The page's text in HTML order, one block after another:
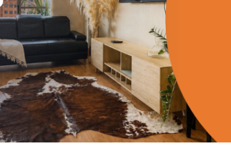
Apartamento disponible para la renta en el sector de El Tesoro en Medellín Apartamento para la renta disponible en la ciudad de Medellín en el sector Las Palmas